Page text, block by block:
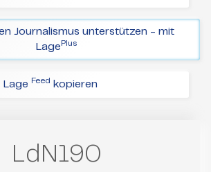
Journalismus unterstützen - mit
Lage Plus
Lage Feed kopieren
LdN190